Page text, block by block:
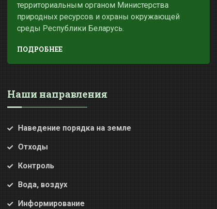
территориальным органом Министерства
природных ресурсов и охраны окружающей
среды Республики Беларусь.
ПОДРОБНЕЕ
Наши направления
Наведение порядка на земле
Отходы
Контроль
Вода, воздух
Информирование